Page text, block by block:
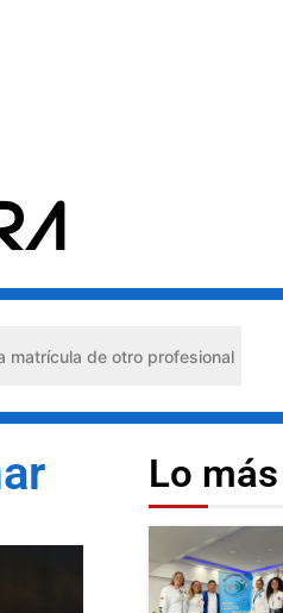
de otro profesional
Lo